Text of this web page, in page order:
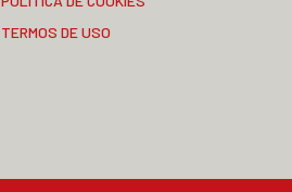
TERMOS DE USO